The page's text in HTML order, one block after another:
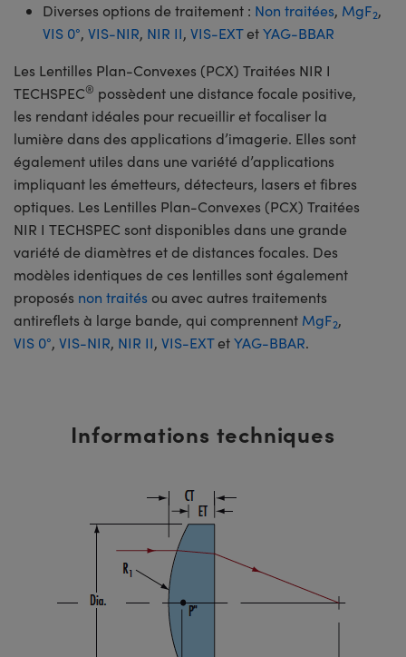
Diverses options de traitement : Non traitées, MgF2,
VIS 0°, VIS-NIR, NIR II, VIS-EXTetYAG-BBAR
Les Lentilles Plan-Convexes (PCX) Traitées NIR I
TECHSPEC® possèdent une distance focale positive,
les rendant idéales pour recueillir et focaliser la
lumière dans des applications d’imagerie. Elles sont
également utiles dans une variété d’applications
impliquant les émetteurs, détecteurs, lasers et fibres
optiques. Les Lentilles Plan-Convexes (PCX) Traitées
NIR I TECHSPEC sont disponibles dans une grande
variété de diamètres et de distances focales. Des
modèles identiques de ces lentilles sont également
proposés non traités ou avec autres traitements
antireflets à large bande, qui comprennent MgF2,
VIS 0°, VIS-NIR, NIR II, VIS-EXTetYAG-BBAR.
Informations techniques